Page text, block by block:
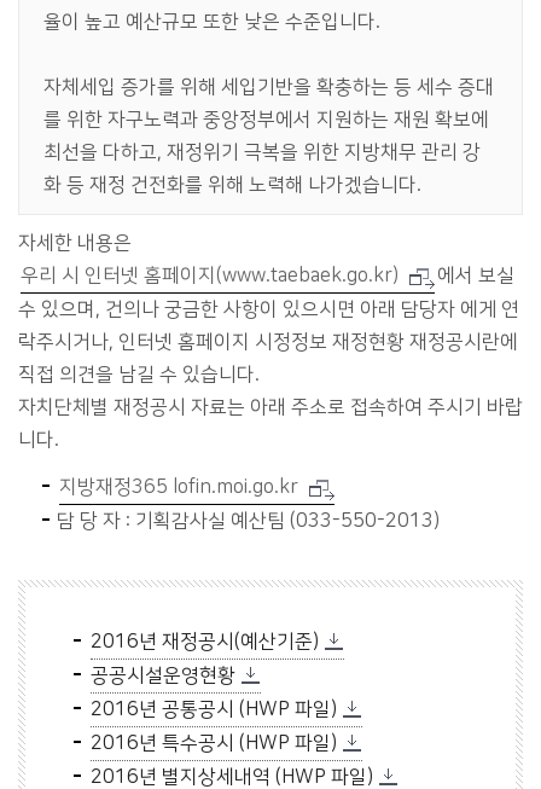
율이 높고 예산규모 또한 낮은 수준입니다.
자체세입 증가를 위해 세입기반을 확충하는 등 세수 증대
를 위한 자구노력과 중앙정부에서 지원하는 재원 확보에
최선을 다하고, 재정위기 극복을 위한 지방채무 관리 강
화 등 재정 건전화를 위해 노력해 나가겠습니다.
자세한 내용은
우리 시 인터넷 홈페이지(www.taebaek.go.kr)
에서 보실
수 있으며, 건의나 궁금한 사항이 있으시면 아래 담당자 에게 연
락주시거나, 인터넷 홈페이지 시정정보 재정현황 재정공시란에
직접 의견을 남길 수 있습니다.
자치단체별 재정공시 자료는 아래 주소로 접속하여 주시기 바랍
니다.
지방재정365 lofin.moi.go.kr
담 당 자 : 기획감사실 예산팀 (033-550-2013)
2016년 재정공시(예산기준)
공공시설운영현황
2016년 공통공시 (HWP 파일)
2016년 특수공시 (HWP 파일)
2016년 별지상세내역 (HWP 파일)